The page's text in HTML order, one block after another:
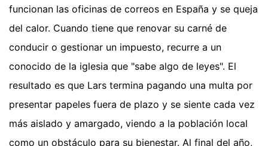
funcionan las oficinas de correos en España y se queja
del calor. Cuando tiene que renovar su carné de
conducir o gestionar un impuesto, recurre a un
conocido de la iglesia que "sabe algo de leyes". El
resultado es que Lars termina pagando una multa por
presentar papeles fuera de plazo y se siente cada vez
más aislado y amargado, viendo a la población local
como un obstáculo para su bienestar. Al final del año,